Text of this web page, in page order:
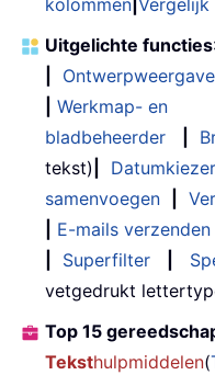
kolommen Vergelijk
Uitgelichte functies
Ontwerpweergave
Werkmap- en
bladbeheerder
tekst)
Datumkiezer
samenvoegen
E-mails
Superfilter
vetgedrukt
Top 15
Teksthulpmiddelen(